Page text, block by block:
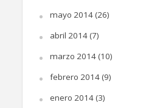
mayo 2014(26)
abril 2014(7)
marzo 2014(10)
febrero 2014(9)
enero 2014(3)